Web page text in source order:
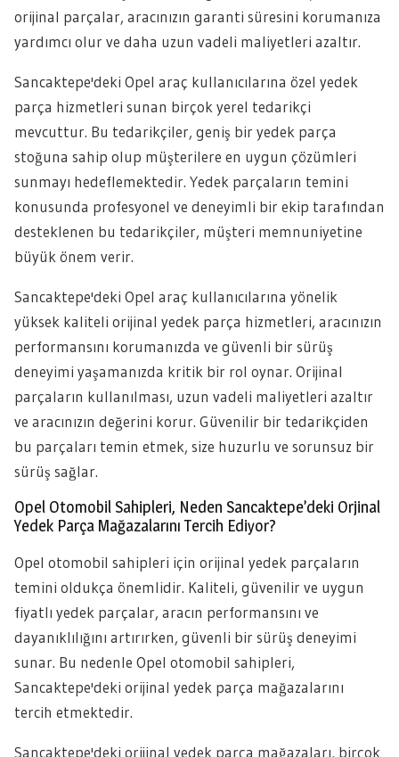
orijinal parçalar, aracınızın garanti süresini korumanıza
yardımcı olur ve daha uzun vadeli maliyetleri azaltır.
Sancaktepe'deki Opel araç kullanıcılarına özel yedek
parça hizmetleri sunan birçok yerel tedarikçi
mevcuttur. Bu tedarikçiler, geniş bir yedek parça
stoğuna sahip olup müşterilere en uygun çözümleri
sunmayı hedeflemektedir. Yedek parçaların temini
konusunda profesyonel ve deneyimli bir ekip tarafından
desteklenen bu tedarikçiler, müşteri memnuniyetine
büyük önem verir.
Sancaktepe'deki Opel araç kullanıcılarına yönelik
yüksek kaliteli orijinal yedek parça hizmetleri, aracınızın
performansını korumanızda ve güvenli bir sürüş
deneyimi yaşamanızda kritik bir rol oynar. Orijinal
parçaların kullanılması, uzun vadeli maliyetleri azaltır
ve aracınızın değerini korur. Güvenilir bir tedarikçiden
bu parçaları temin etmek, size huzurlu ve sorunsuz bir
sürüş sağlar.
Opel Otomobil Sahipleri, Neden Sancaktepe’deki Orjinal
Yedek Parça Mağazalarını Tercih Ediyor?
Opel otomobil sahipleri için orijinal yedek parçaların
temini oldukça önemlidir. Kaliteli, güvenilir ve uygun
fiyatlı yedek parçalar, aracın performansını ve
dayanıklılığını artırırken, güvenli bir sürüş deneyimi
sunar. Bu nedenle Opel otomobil sahipleri,
Sancaktepe'deki orijinal yedek parça mağazalarını
tercih etmektedir.
Sancaktepe'deki orijinal yedek parça mağazaları, birçok